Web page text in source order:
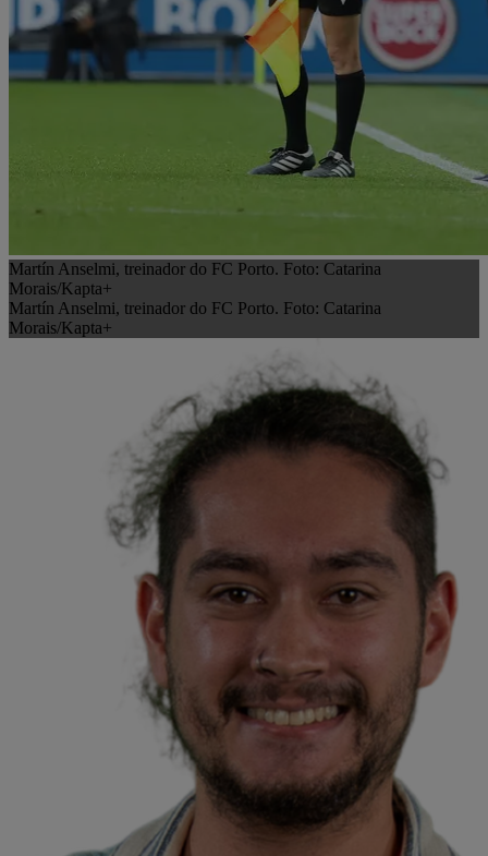
Martín Anselmi, treinador do FC Porto. Foto: Catarina
Morais/Kapta+
Martín Anselmi, treinador do FC Porto. Foto: Catarina
Morais/Kapta+